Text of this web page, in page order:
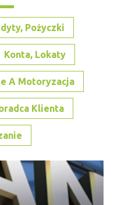
Pożyczki
Konta, Lokaty
A Motoryzacja
Klienta